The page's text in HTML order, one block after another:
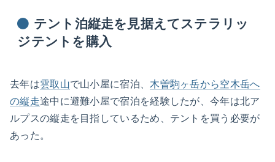
テント泊縦走を見据えてステラリッ
ジテントを購入
去年は雲取山で山小屋に宿泊、 木曽駒ヶ岳から空木岳へ
の縦走途中に避難小屋で宿泊を経験したが、今年は北ア
ルプスの縦走を目指しているため、テントを買う必要が
あった。